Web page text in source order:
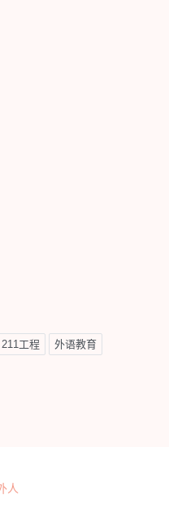
211工程 外语教育
人